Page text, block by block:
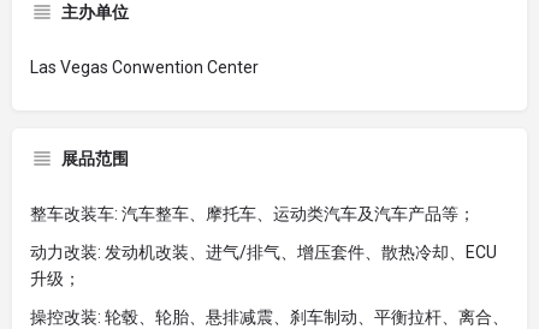
主办单位
Las Vegas Conwention Center
展品范围
整车改装车: 汽车整车、摩托车、运动类汽车及汽车产品等；
动力改装: 发动机改装、进气/排气、增压套件、散热冷却、ECU
升级；
操控改装: 轮毂、轮胎、悬排减震、刹车制动、平衡拉杆、离合、